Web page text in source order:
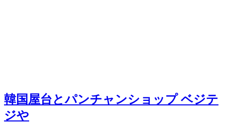
韓国屋台とパンチャンショップ ベジテ
ジや